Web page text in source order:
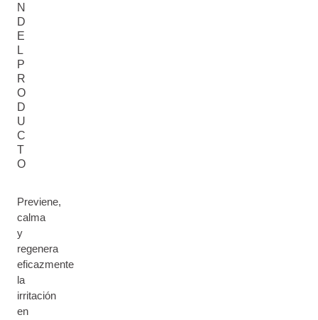
N
D
E
L
P
R
O
D
U
C
T
O
Previene,
calma
y
regenera
eficazmente
la
irritación
en